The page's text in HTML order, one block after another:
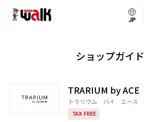
ショップガイド
TRARIUM by ACE
トラリウム バイ エース
TAX FREE